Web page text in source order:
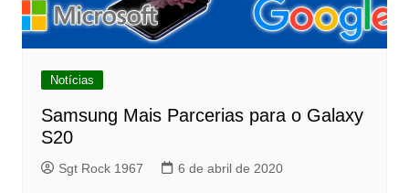
Notícias
Samsung Mais Parcerias para o Galaxy
S20
Sgt Rock 1967 6 de abril de 2020